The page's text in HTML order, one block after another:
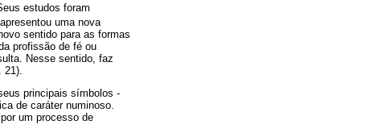
estudos foram
uma nova
sentido para as formas
profissão de fé ou
Nesse sentido, faz
21).
principais símbolos -
de caráter numinoso.
um processo de